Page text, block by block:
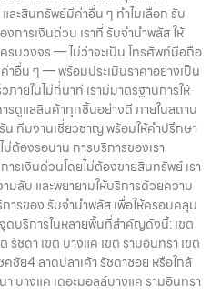
ละสินทรัพย์มีค่าอื่น ๆ ทำไมเลือก รับ
ารเงินด่วน เราที่ รับจำนำพลัส ให้
รบวงจร — ไม่ว่าจะเป็น โทรศัพท์มือถือ
าอื่น ๆ — พร้อมประเมินราคาอย่างเป็น
ภายในไม่กี่นาที เรามีมาตรฐานการให้
รดูแลสินค้าทุกชิ้นอย่างดี ภายในสถาน
ทีมงานเชี่ยวชาญ พร้อมให้คำปรึกษา
ต้องรอนาน การบริการของเรา
รเงินด่วนโดยไม่ต้องขายสินทรัพย์ เรา
มลับ และพยายามให้บริการด้วยความ
ารของ รับจำนำพลัส เพื่อให้ครอบคลุม
ดบริการในหลายพื้นที่สำคัญดังนี้: เขต
รัชดา เขต บางแค เขต รามอินทรา เขต
ชัย4 ลาดปลาเค้า รัชดาซอย หรือใกล้
บางแค เดอะมอลล์บางแค รามอินทรา